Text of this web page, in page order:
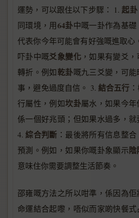
運勢，可以跟住以下步驟： 1. 起卦
同環境，用64卦中嘅一卦作為基
代表你今年可能會有好強嘅進取心
吓卦中嘅爻象變化，如果有變爻
轉折。例如乾卦嘅九三爻變，可
事，避免過度自信。 3. 結合五行
行屬性，例如坎卦屬水，如果今
係一個好兆頭；但如果水過多，就
4.綜合判斷 ：最後將所有信息整
預測。例如，如果你嘅卦象顯示陰
意味住你需要調整生活節奏。
邵雍嘅方法之所以咁準，係因為佢
命運結合起嚟，唔似而家啲快餐式